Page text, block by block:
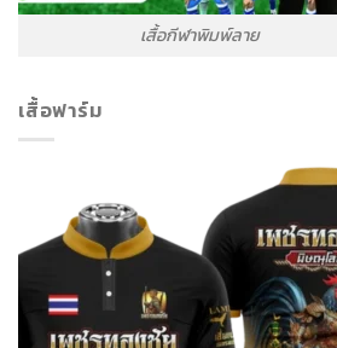
เสื้อกีฬาพิมพ์ลาย
เสื้อฟาร์ม